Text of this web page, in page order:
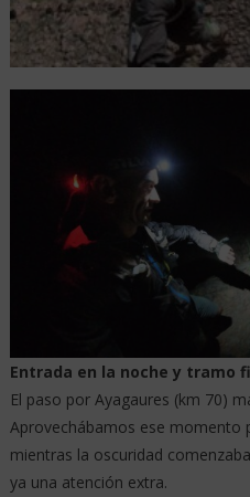
Entrada en la noche y tramo
El paso por Ayagaures (km 70)
Aprovechábamos ese momento
mientras la oscuridad
ya una atención extra.